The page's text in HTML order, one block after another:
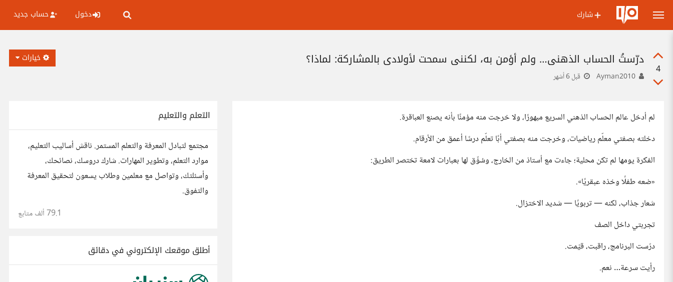
شارك دخول حساب جديد
4
درّستُ الحساب الذهني… ولم أؤمن به، لكنني سمحت لأولادي بالمشاركة: لماذا؟
قبل 6 أشهر
خيارات
لم أدخل عالم الحساب الذهني السريع مبهورًا، ولا خرجت منه مؤمنًا بأنه يصنع العباقرة.
دخلته بصفتي معلّم رياضيات، وخرجت منه بصفتي أبًا تعلّم درسًا أعمق من الأرقام.
الفكرة يومها لم تكن محلية؛ جاءت مع أستاذ من الخارج، وسُوِّق لها بعبارات لامعة تختصر الطريق:
«ضعه طفلًا وخذه عبقريًا».
شعار جذاب، لكنه — تربويًا — شديد الاختزال.
تجربتي داخل الصف
درّست البرنامج، راقبت، قيّمت.
رأيت سرعة… نعم.
التعلم والتعليم
مجتمع لتبادل المعرفة والتعلم المستمر. ناقش أساليب التعليم،
موارد التعلم، وتطوير المهارات. شارك دروسك، نصائحك،
وأسئلتك، وتواصل مع معلمين وطلاب يسعون لتحقيق المعرفة
والتفوق.
79.1 ألف متابع
أطلق موقعك الإلكتروني في دقائق